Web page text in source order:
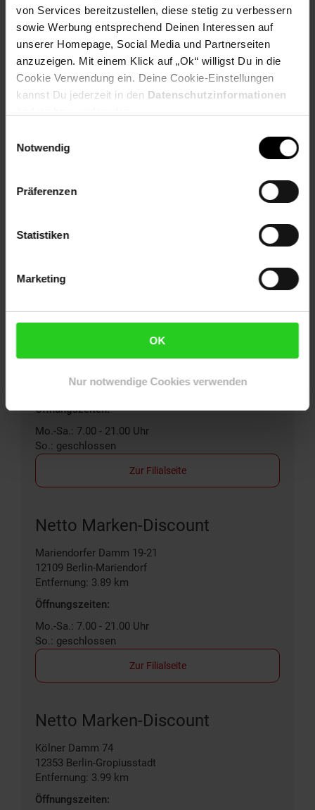
von Services bereitzustellen, diese stetig zu verbessern
sowie Werbung entsprechend Deinen Interessen auf
unserer Homepage, Social Media und Partnerseiten
anzuzeigen. Mit einem Klick auf „Ok“ willigst Du in die
Cookie Verwendung ein. Deine Cookie-Einstellungen
kannst Du jederzeit in den Datenschutzinformationen
Notwendig
Präferenzen
Statistiken
Marketing
OK
Nur notwendige Cookies verwenden
Filialen in der Nähe
Entfernung: 2.20 km
Mo.-Sa.: 7.00 - 21.00 Uhr
Buckower Damm 268
Entfernung: 3.11 km
Öffnungszeiten:
Mo.-Sa.: 7.00 - 21.00 Uhr
So.: geschlossen
Zur Filialseite
Netto Marken-Discount
Mariendorfer Damm 19-21
12109 Berlin-Mariendorf
Entfernung: 3.89 km
Öffnungszeiten:
Mo.-Sa.: 7.00 - 21.00 Uhr
So.: geschlossen
Zur Filialseite
Netto Marken-Discount
Kölner Damm 74
12353 Berlin-Gropiusstadt
Entfernung: 3.99 km
Öffnungszeiten: